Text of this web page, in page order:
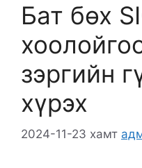
Бат бөх
зэргийн
хүрэх
2024-11-23 хамт